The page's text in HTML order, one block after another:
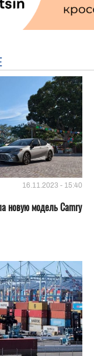
16.11.2023 - 15:40
новую модель Camry